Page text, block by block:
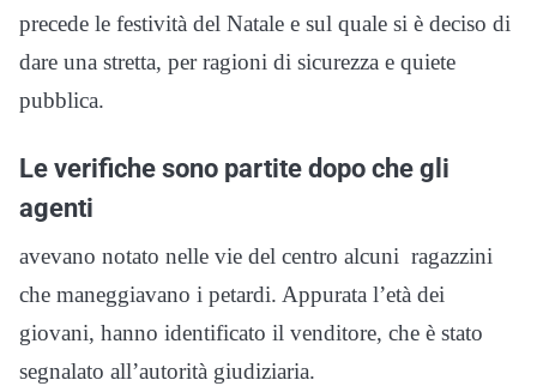
precede le festività del Natale e sul quale si è deciso di
dare una stretta, per ragioni di sicurezza e quiete
pubblica.
Le verifiche sono partite dopo che gli
agenti
avevano notato nelle vie del centro alcuni ragazzini
che maneggiavano i petardi. Appurata l’età dei
giovani, hanno identificato il venditore, che è stato
segnalato all’autorità giudiziaria.